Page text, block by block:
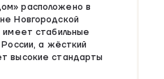
расположено в
Новгородской
стабильные
а жёсткий
высокие стандарты